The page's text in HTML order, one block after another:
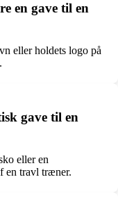
en gave til en
eller holdets logo på
gave til en
eller en
en travl træner.